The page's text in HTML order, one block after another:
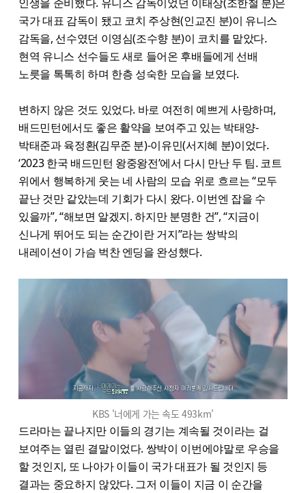
국가 대표 감독이 됐고 코치 주상현(인교진 분)이 유니스
감독을, 선수였던 이영심(조수향 분)이 코치를 맡았다.
현역 유니스 선수들도 새로 들어온 후배들에게 선배
노릇을 톡톡히 하며 한층 성숙한 모습을 보였다.
변하지 않은 것도 있었다. 바로 여전히 예쁘게 사랑하며,
배드민턴에서도 좋은 활약을 보여주고 있는 박태양-
박태준과 육정환(김무준 분)-이유민(서지혜 분)이었다.
‘2023 한국 배드민턴 왕중왕전’에서 다시 만난 두 팀. 코트
위에서 행복하게 웃는 네 사람의 모습 위로 흐르는 “모두
끝난 것만 같았는데 기회가 다시 왔다. 이번엔 잡을 수
있을까”, “해보면 알겠지. 하지만 분명한 건”, “지금이
신나게 뛰어도 되는 순간이란 거지”라는 쌍박의
내레이션이 가슴 벅찬 엔딩을 완성했다.
KBS '너에게 가는 속도 493km'
드라마는 끝나지만 이들의 경기는 계속될 것이라는 걸
보여주는 열린 결말이었다. 쌍박이 이번에야말로 우승을
할 것인지, 또 나아가 이들이 국가 대표가 될 것인지 등
결과는 중요하지 않았다. 그저 이들이 지금 이 순간을